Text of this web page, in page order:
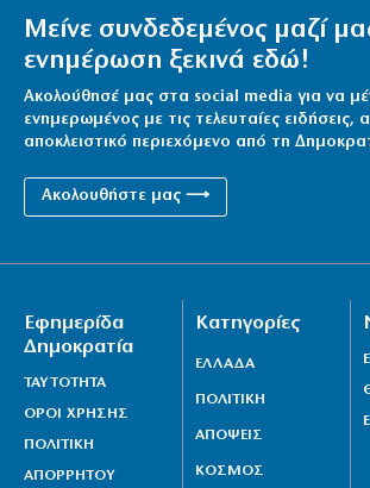
Μείνε συνδεδεμένος μαζί
ενημέρωση ξεκινά εδώ!
Ακολούθησέ μας στα social media για να
ενημερωμένος με τις τελευταίες ειδήσεις,
αποκλειστικό περιεχόμενο από τη
Ακολουθήστε μας ⟶
Εφημερίδα
Δημοκρατία
ΤΑΥΤΟΤΗΤΑ
ΟΡΟΙ ΧΡΗΣΗΣ
ΠΟΛΙΤΙΚΗ
ΑΠΟΡΡΗΤΟΥ
Κατηγορίες
ΕΛΛΑΔΑ
ΠΟΛΙΤΙΚΗ
ΑΠΟΨΕΙΣ
ΚΟΣΜΟΣ